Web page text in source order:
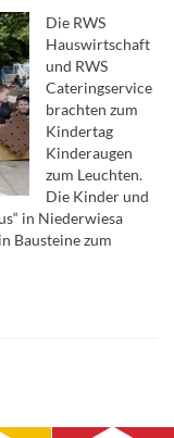
Die RWS
Hauswirtschaft
und RWS
Cateringservice
brachten zum
Kindertag
Kinderaugen
zum Leuchten.
Die Kinder und
in Niederwiesa
Bausteine zum